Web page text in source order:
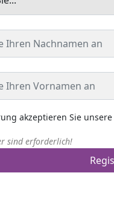
akzeptieren Sie unsere
sind erforderlich!